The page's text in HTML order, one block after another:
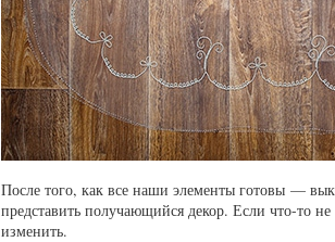
После того, как все наши элементы готовы —
представить получающийся декор. Если что-то
изменить.